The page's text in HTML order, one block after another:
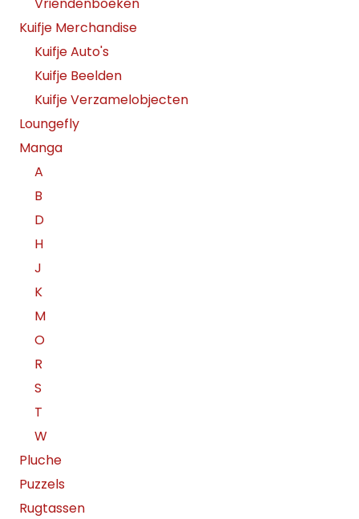
Vriendenboeken
Kuifje Merchandise
Kuifje Auto's
Kuifje Beelden
Kuifje Verzamelobjecten
Loungefly
Manga
A
B
D
H
J
K
M
O
R
S
T
W
Pluche
Puzzels
Rugtassen